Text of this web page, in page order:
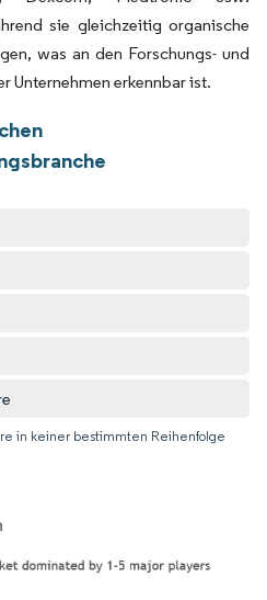
sie gleichzeitig organische
was an den Forschungs- und
Unternehmen erkennbar ist.
in keiner bestimmten Reihenfolge